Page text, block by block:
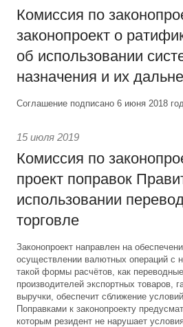
Комиссия по
законопроект о
об использовании
назначения и их
Соглашение подписано 6 июня 2018
15 июля 2019
Комиссия по
проект поправок
использовании
торговле
Законопроект направлен на
осуществлении валютных операций с
такой формы расчётов, как
производителей экспортных товаров,
выручки, обеспечит сближение
Поправками к законопроекту
которым резидент не нарушает